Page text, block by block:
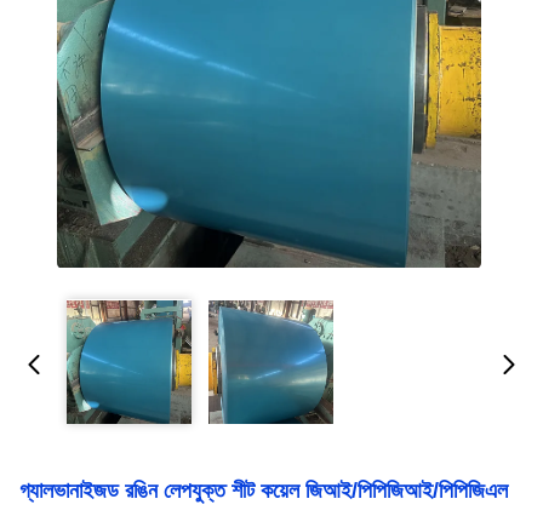
গ্যালভানাইজড রঙিন লেপযুক্ত শীট কয়েল জিআই/পিপিজিআই/পিপিজিএল